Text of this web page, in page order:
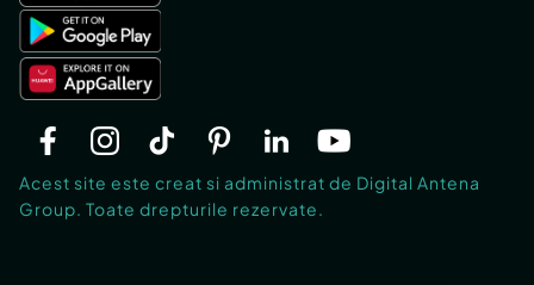
Acest site este creat si administrat de Digital Antena
Group. Toate drepturile rezervate.